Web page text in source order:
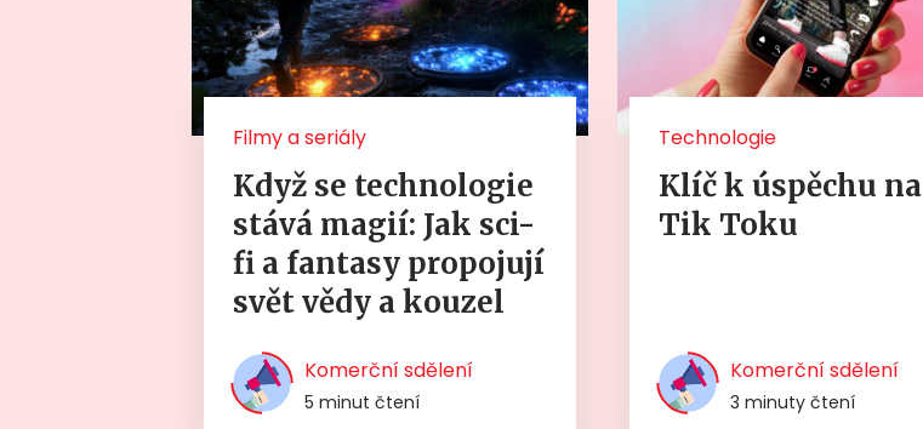
Filmy a seriály
Když se technologie
stává magií: Jak sci-
fi a fantasy propojují
svět vědy a kouzel
Komerční sdělení
5 minut čtení
Technologie
Klíč k úspěchu na
Tik Toku
Komerční sdělení
3 minuty čtení